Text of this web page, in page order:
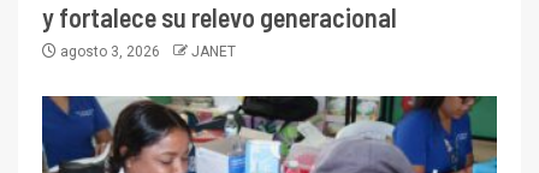
y fortalece su relevo generacional
agosto 3, 2026 JANET